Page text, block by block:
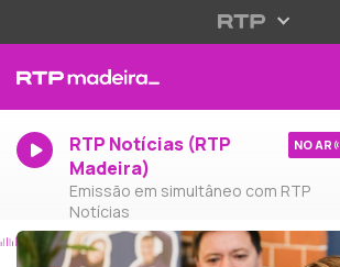
RTP Notícias (RTP
Madeira)
Emissão em simultâneo com RTP
Notícias
NO AR